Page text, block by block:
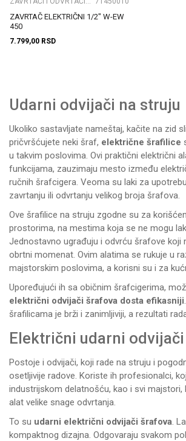
ZAVRTAČ ELEKTRIČNI 1/2" W-EW
450
7.799,00 RSD
Udarni odvijači na struju
Ukoliko sastavljate nameštaj, kačite na zid
pričvršćujete neki šraf, električne šrafilice
u takvim poslovima. Ovi praktični električni
funkcijama, zauzimaju mesto između
ručnih šrafcigera. Veoma su laki za
zavrtanju ili odvrtanju velikog broja šrafova.
Ove šrafilice na struju zgodne su za
prostorima, na mestima koja se ne mogu
Jednostavno ugrađuju i odvrću šrafove koji
obrtni momenat. Ovim alatima se rukuje u
majstorskim poslovima, a korisni su i za
Upoređujući ih sa običnim šrafcigerima,
električni odvijači šrafova dosta efikasniji
šrafilicama je brži i zanimljiviji, a rezultati
Električni udarni odvijači
Postoje i odvijači, koji rade na struju i
osetljivije radove. Koriste ih profesionalci,
industrijskom delatnošću, kao i svi majstori,
alat velike snage odvrtanja.
To su udarni električni odvijači šrafova.
kompaktnog dizajna. Odgovaraju svakom